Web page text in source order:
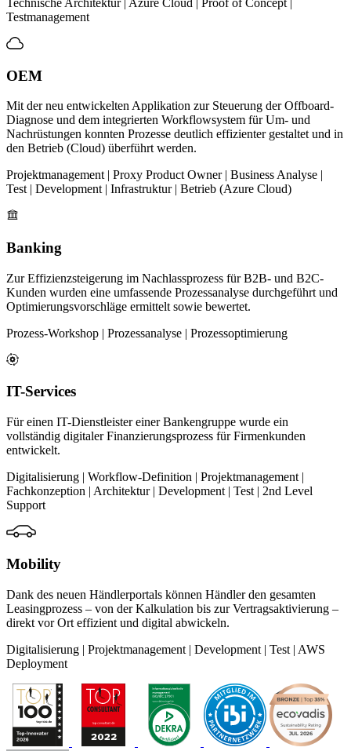
Testmanagement
OEM
Mit der neu entwickelten Applikation zur Steuerung der Offboard-
Diagnose und dem integrierten Workflowsystem für Um- und
Nachrüstungen konnten Prozesse deutlich effizienter gestaltet und in
den Betrieb (Cloud) überführt werden.
Projektmanagement | Proxy Product Owner | Business Analyse |
Test | Development | Infrastruktur | Betrieb (Azure Cloud)
Banking
Zur Effizienzsteigerung im Nachlassprozess für B2B- und B2C-
Kunden wurden eine umfassende Prozessanalyse durchgeführt und
Optimierungsvorschläge ermittelt sowie bewertet.
Prozess-Workshop | Prozessanalyse | Prozessoptimierung
IT-Services
Für einen IT-Dienstleister einer Bankengruppe wurde ein
vollständig digitaler Finanzierungsprozess für Firmenkunden
entwickelt.
Digitalisierung | Workflow-Definition | Projektmanagement |
Fachkonzeption | Architektur | Development | Test | 2nd Level
Support
Mobility
Dank des neuen Händlerportals können Händler den gesamten
Leasingprozess – von der Kalkulation bis zur Vertragsaktivierung –
direkt vor Ort effizient und digital abwickeln.
Digitalisierung | Projektmanagement | Development | Test | AWS
Deployment